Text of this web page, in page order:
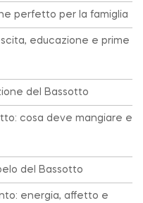
perfetto per la famiglia
educazione e prime
del Bassotto
cosa deve mangiare e
del Bassotto
energia, affetto e